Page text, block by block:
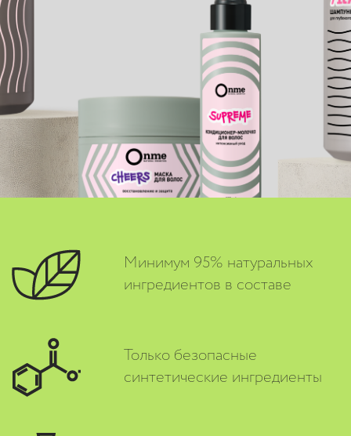
Минимум 95% натуральных
ингредиентов в составе
Только безопасные
синтетические ингредиенты